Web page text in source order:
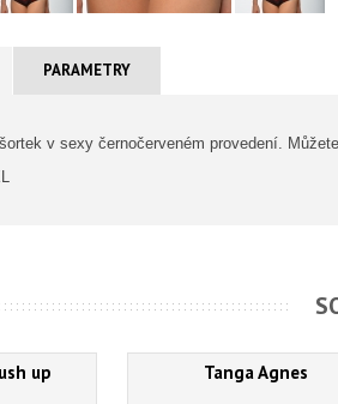
PARAMETRY
v sexy černočerveném provedení.
up
Tanga Agnes